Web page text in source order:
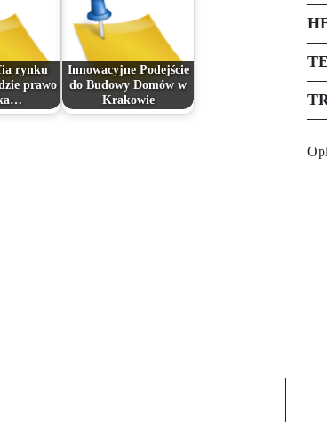
rynku
prawo
Innowacyjne Podejście
do Budowy Domów w
Krakowie
erfolgreichen